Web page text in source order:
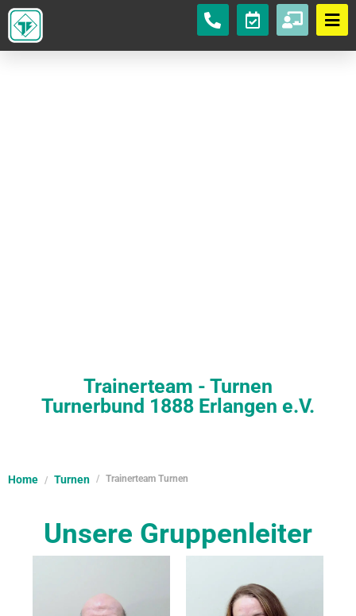
Trainerteam - Turnen
Turnerbund 1888 Erlangen e.V.
Home Turnen Trainerteam Turnen
Unsere Gruppenleiter